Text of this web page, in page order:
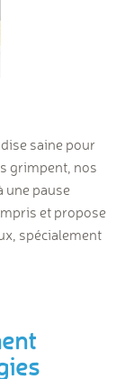
saine pour
grimpent, nos
une pause
et propose
spécialement